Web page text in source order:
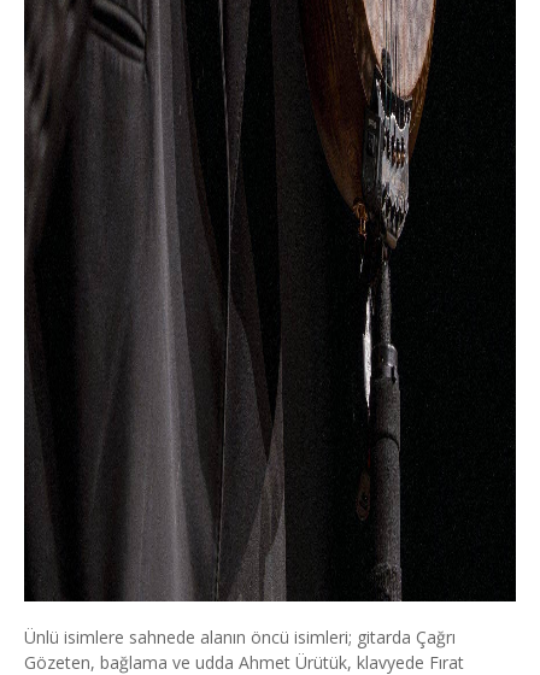
Ünlü isimlere sahnede alanın öncü isimleri; gitarda Çağrı
Gözeten, bağlama ve udda Ahmet Ürütük, klavyede Fırat